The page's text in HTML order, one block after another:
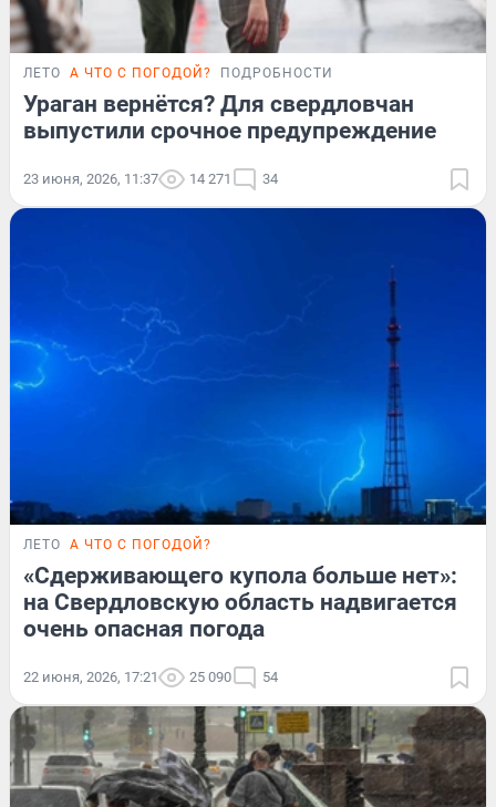
ЛЕТО А ЧТО С ПОГОДОЙ? ПОДРОБНОСТИ
Ураган вернётся? Для свердловчан
выпустили срочное предупреждение
23 июня, 2026, 11:37 14 271 34
ЛЕТО А ЧТО С ПОГОДОЙ?
«Сдерживающего купола больше нет»:
на Свердловскую область надвигается
очень опасная погода
22 июня, 2026, 17:21 25 090 54